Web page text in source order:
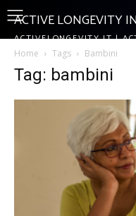
ACTIVE LONGEVITY
ACTIVELONGEVITY.IT |
Home Tags Bambini
Tag: bambini